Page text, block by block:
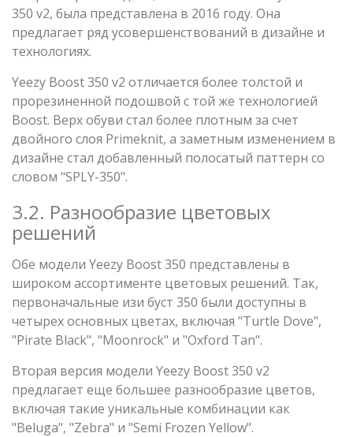
350 v2, была представлена в 2016 году. Она
предлагает ряд усовершенствований в дизайне и
технологиях.
Yeezy Boost 350 v2 отличается более толстой и
прорезиненной подошвой с той же технологией
Boost. Верх обуви стал более плотным за счет
двойного слоя Primeknit, а заметным изменением в
дизайне стал добавленный полосатый паттерн со
словом "SPLY-350".
3.2. Разнообразие цветовых
решений
Обе модели Yeezy Boost 350 представлены в
широком ассортименте цветовых решений. Так,
первоначальные изи буст 350 были доступны в
четырех основных цветах, включая "Turtle Dove",
"Pirate Black", "Moonrock" и "Oxford Tan".
Вторая версия модели Yeezy Boost 350 v2
предлагает еще большее разнообразие цветов,
включая такие уникальные комбинации как
"Beluga", "Zebra" и "Semi Frozen Yellow".